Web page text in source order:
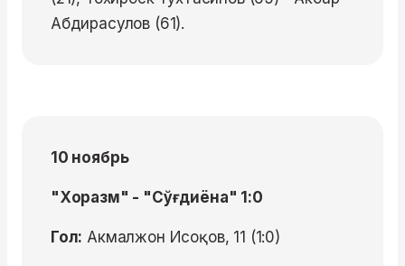
Абдирасулов (61).
10 ноябрь
"Хоразм" - "Сўғдиёна" 1:0
Гол: Акмалжон Исоқов, 11 (1:0)